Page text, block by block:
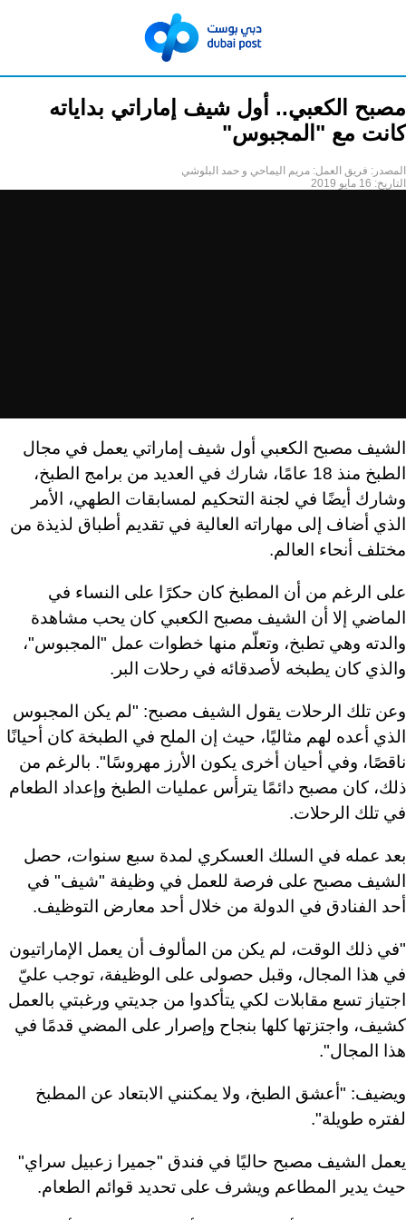
مصبح الكعبي.. أول شيف إماراتي بداياته
كانت مع "المجبوس"
المصدر: فريق العمل: مريم اليماحي و حمد البلوشي
التاريخ: 16 مايو 2019
الشيف مصبح الكعبي أول شيف إماراتي يعمل في مجال
الطبخ منذ 18 عامًا، شارك في العديد من برامج الطبخ،
وشارك أيضًا في لجنة التحكيم لمسابقات الطهي، الأمر
الذي أضاف إلى مهاراته العالية في تقديم أطباق لذيذة من
مختلف أنحاء العالم.
على الرغم من أن المطبخ كان حكرًا على النساء في
الماضي إلا أن الشيف مصبح الكعبي كان يحب مشاهدة
والدته وهي تطبخ، وتعلّم منها خطوات عمل "المجبوس"،
والذي كان يطبخه لأصدقائه في رحلات البر.
وعن تلك الرحلات يقول الشيف مصبح: "لم يكن المجبوس
الذي أعده لهم مثاليًا، حيث إن الملح في الطبخة كان أحيانًا
ناقصًا، وفي أحيان أخرى يكون الأرز مهروسًا". بالرغم من
ذلك، كان مصبح دائمًا يترأس عمليات الطبخ وإعداد الطعام
في تلك الرحلات.
بعد عمله في السلك العسكري لمدة سبع سنوات، حصل
الشيف مصبح على فرصة للعمل في وظيفة "شيف" في
أحد الفنادق في الدولة من خلال أحد معارض التوظيف.
"في ذلك الوقت، لم يكن من المألوف أن يعمل الإماراتيون
في هذا المجال، وقبل حصولى على الوظيفة، توجب عليّ
اجتياز تسع مقابلات لكي يتأكدوا من جديتي ورغبتي بالعمل
كشيف، واجتزتها كلها بنجاح وإصرار على المضي قدمًا في
هذا المجال".
ويضيف: "أعشق الطبخ، ولا يمكنني الابتعاد عن المطبخ
لفتره طويلة".
يعمل الشيف مصبح حاليًا في فندق "جميرا زعبيل سراي"
حيث يدير المطاعم ويشرف على تحديد قوائم الطعام.